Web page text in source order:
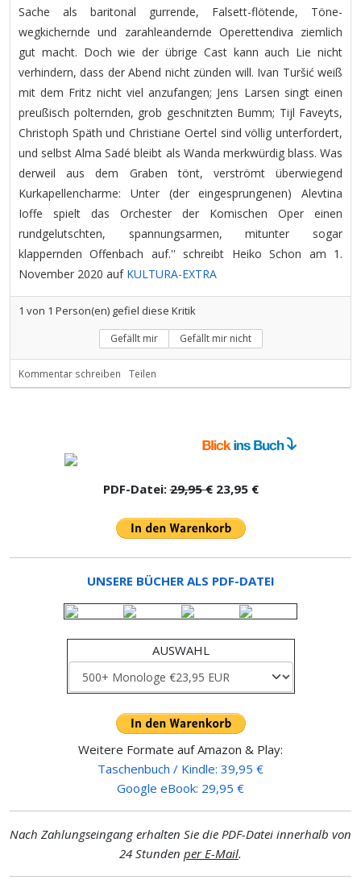
Sache als baritonal gurrende, Falsett-flötende, Töne-
wegkichernde und zarahleandernde Operettendiva ziemlich
gut macht. Doch wie der übrige Cast kann auch Lie nicht
verhindern, dass der Abend nicht zünden will. Ivan Turšić weiß
mit dem Fritz nicht viel anzufangen; Jens Larsen singt einen
preußisch polternden, grob geschnitzten Bumm; Tijl Faveyts,
Christoph Späth und Christiane Oertel sind völlig unterfordert,
und selbst Alma Sadé bleibt als Wanda merkwürdig blass. Was
derweil aus dem Graben tönt, verströmt überwiegend
Kurkapellencharme: Unter (der eingesprungenen) Alevtina
Ioffe spielt das Orchester der Komischen Oper einen
rundgelutschten, spannungsarmen, mitunter sogar
klappernden Offenbach auf.'' schreibt Heiko Schon am 1.
November 2020 auf KULTURA-EXTRA
1 von 1 Person(en) gefiel diese Kritik
Gefällt mir Gefällt mir nicht
Kommentar schreiben Teilen
PDF-Datei:29,95 €23,95 €
UNSERE BÜCHER ALS PDF-DATEI
AUSWAHL
Weitere Formate auf Amazon & Play:
Taschenbuch / Kindle: 39,95 €
Google eBook: 29,95 €
Nach Zahlungseingang erhalten Sie die PDF-Datei innerhalb von
24 Stunden per E-Mail.